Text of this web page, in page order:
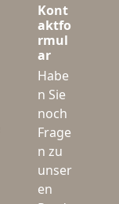
Kont
aktfo
rmul
ar
Habe
n Sie
noch
Frage
n zu
unser
en